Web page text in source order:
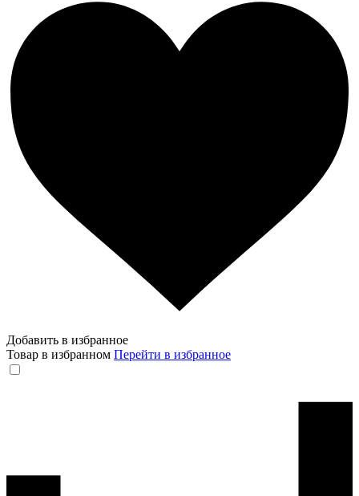
Добавить в избранное
Товар в избранном Перейти в избранное